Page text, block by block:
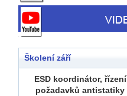
Školení září
ESD koordinátor, řízení
požadavků antistatiky